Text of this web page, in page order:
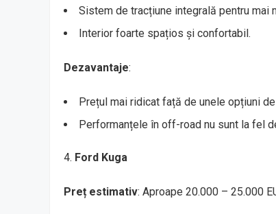
Sistem de tracțiune integrală pentru mai
Interior foarte spațios și confortabil.
Dezavantaje:
Prețul mai ridicat față de unele opțiuni
Performanțele în off-road nu sunt la fel
Ford Kuga
Preț estimativ: Aproape 20.000 – 25.000